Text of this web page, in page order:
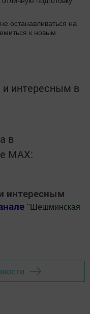
останавливаться на
к новым
интересным в
в
MАХ:
интересным
" Шешминская